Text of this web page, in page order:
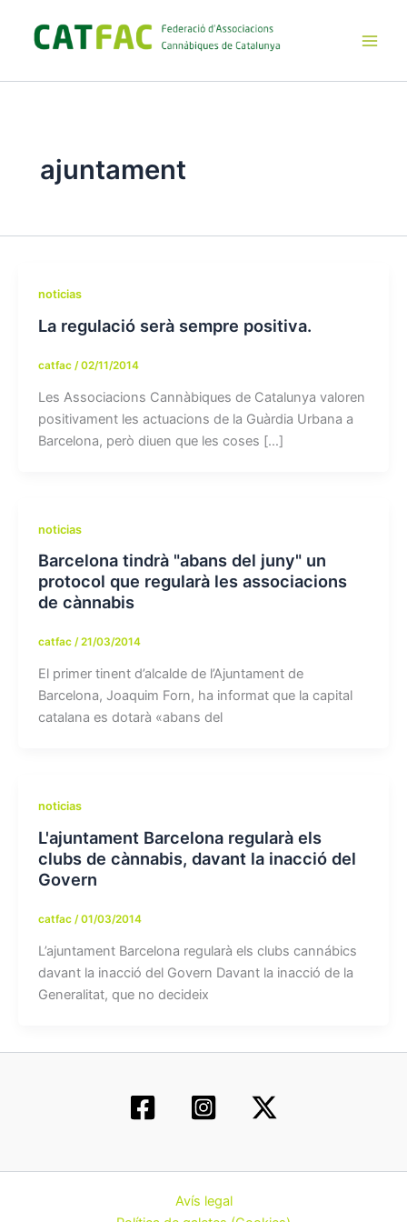
contenido
ajuntament
noticias
La regulació serà sempre positiva.
catfac /02/11/2014
Les Associacions Cannàbiques de Catalunya valoren
positivament les actuacions de la Guàrdia Urbana a
Barcelona, però diuen que les coses […]
noticias
Barcelona tindrà "abans del juny" un
protocol que regularà les associacions
de cànnabis
catfac /21/03/2014
El primer tinent d’alcalde de l’Ajuntament de
Barcelona, Joaquim Forn, ha informat que la capital
catalana es dotarà «abans del
noticias
L'ajuntament Barcelona regularà els
clubs de cànnabis, davant la inacció del
Govern
catfac /01/03/2014
L’ajuntament Barcelona regularà els clubs cannábics
davant la inacció del Govern Davant la inacció de la
Generalitat, que no decideix
Avís legal